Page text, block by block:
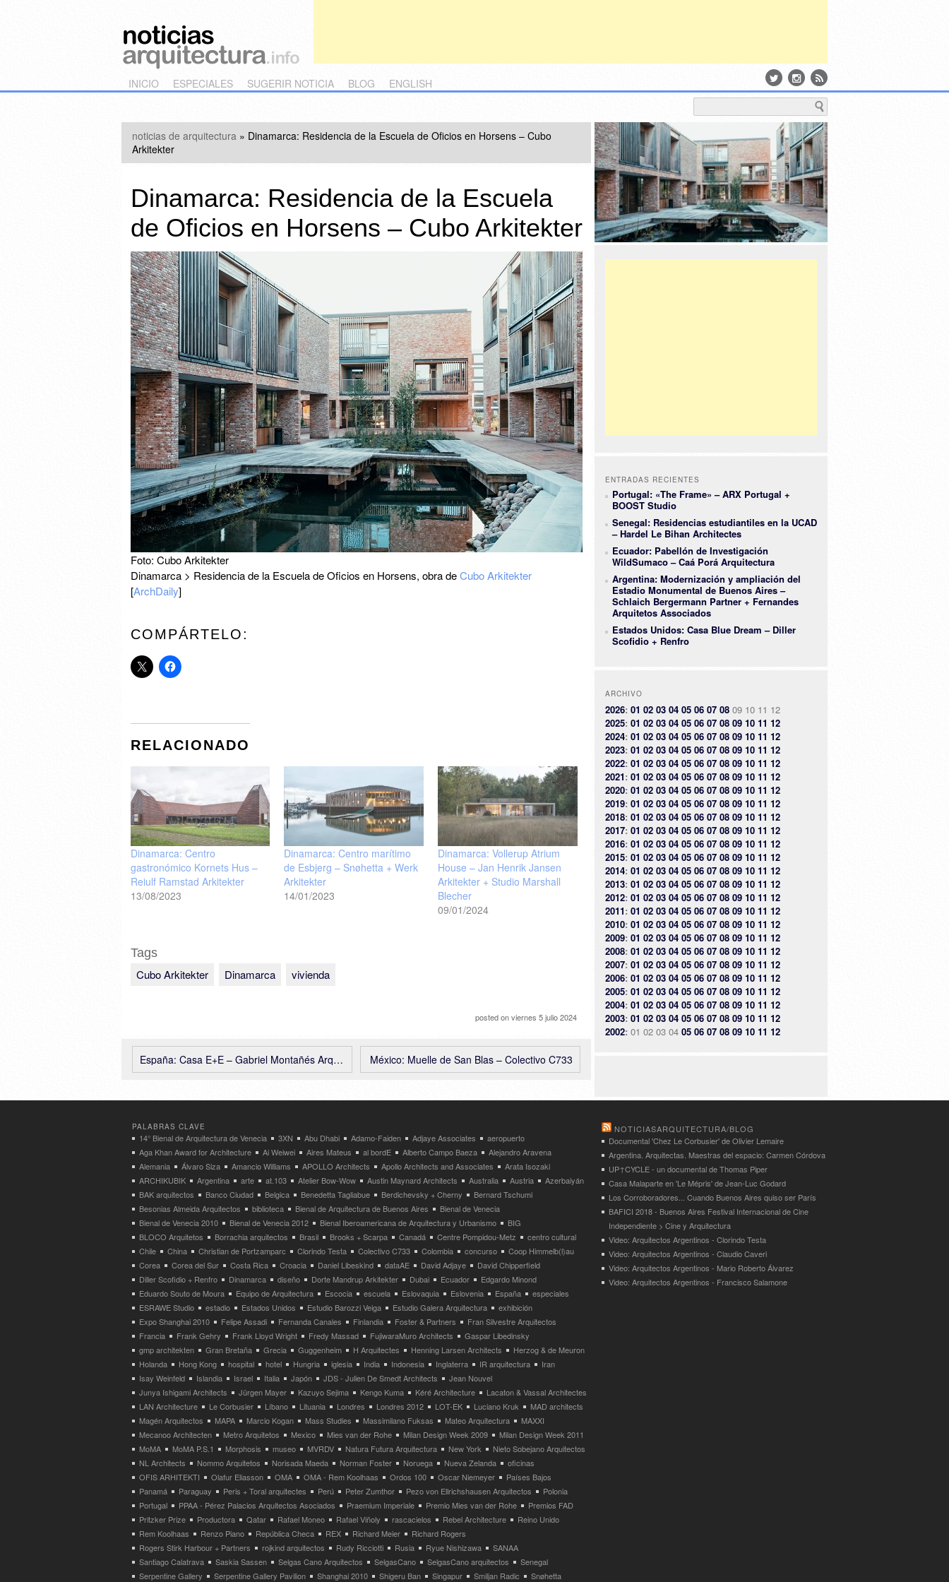
Main menu
Skip to primary content
Skip to secondary content
INICIO ESPECIALES SUGERIR NOTICIA BLOG ENGLISH
noticias de arquitectura » Dinamarca: Residencia de la Escuela de Oficios en Horsens – Cubo
Arkitekter
Dinamarca: Residencia de la Escuela
de Oficios en Horsens – Cubo Arkitekter
Foto: Cubo Arkitekter
Dinamarca > Residencia de la Escuela de Oficios en Horsens, obra deCubo Arkitekter
[ArchDaily]
COMPÁRTELO:
RELACIONADO
Dinamarca: Centro
gastronómico Kornets Hus –
Reiulf Ramstad Arkitekter
13/08/2023
Dinamarca: Centro marítimo
de Esbjerg – Snøhetta + Werk
Arkitekter
14/01/2023
Dinamarca: Vollerup Atrium
House – Jan Henrik Jansen
Arkitekter + Studio Marshall
Blecher
09/01/2024
Tags
Cubo Arkitekter Dinamarca vivienda
posted onviernes 5 julio 2024
México: Muelle de San Blas – Colectivo C733
España: Casa E+E – Gabriel Montañés Arquitecto
ENTRADAS RECIENTES
Portugal: «The Frame» – ARX Portugal +
BOOST Studio
Senegal: Residencias estudiantiles en la UCAD
– Hardel Le Bihan Architectes
Ecuador: Pabellón de Investigación
WildSumaco – Caá Porá Arquitectura
Argentina: Modernización y ampliación del
Estadio Monumental de Buenos Aires –
Schlaich Bergermann Partner + Fernandes
Arquitetos Associados
Estados Unidos: Casa Blue Dream – Diller
Scofidio + Renfro
ARCHIVO
2026: 01 02 03 04 05 06 07 08 09 10 11 12
2025: 01 02 03 04 05 06 07 08 09 10 11 12
2024: 01 02 03 04 05 06 07 08 09 10 11 12
2023: 01 02 03 04 05 06 07 08 09 10 11 12
2022: 01 02 03 04 05 06 07 08 09 10 11 12
2021: 01 02 03 04 05 06 07 08 09 10 11 12
2020: 01 02 03 04 05 06 07 08 09 10 11 12
2019: 01 02 03 04 05 06 07 08 09 10 11 12
2018: 01 02 03 04 05 06 07 08 09 10 11 12
2017: 01 02 03 04 05 06 07 08 09 10 11 12
2016: 01 02 03 04 05 06 07 08 09 10 11 12
2015: 01 02 03 04 05 06 07 08 09 10 11 12
2014: 01 02 03 04 05 06 07 08 09 10 11 12
2013: 01 02 03 04 05 06 07 08 09 10 11 12
2012: 01 02 03 04 05 06 07 08 09 10 11 12
2011: 01 02 03 04 05 06 07 08 09 10 11 12
2010: 01 02 03 04 05 06 07 08 09 10 11 12
2009: 01 02 03 04 05 06 07 08 09 10 11 12
2008: 01 02 03 04 05 06 07 08 09 10 11 12
2007: 01 02 03 04 05 06 07 08 09 10 11 12
2006: 01 02 03 04 05 06 07 08 09 10 11 12
2005: 01 02 03 04 05 06 07 08 09 10 11 12
2004: 01 02 03 04 05 06 07 08 09 10 11 12
2003: 01 02 03 04 05 06 07 08 09 10 11 12
2002: 01 02 03 04 05 06 07 08 09 10 11 12
PALABRAS CLAVE
14° Bienal de Arquitectura de Venecia 3XN Abu Dhabi Adamo-Faiden Adjaye Associates
aeropuerto
Aga Khan Award for Architecture
Ai Weiwei Aires Mateus al bordE Alberto Campo Baeza
Alejandro Aravena
Alemania
Álvaro Siza Amancio Williams APOLLO Architects Apollo Architects and Associates
Arata Isozaki
ARCHIKUBIK
Argentina arte at.103 Atelier Bow-Wow Austin Maynard Architects Australia Austria
Azerbaiyán
BAK arquitectos
Banco Ciudad Belgica Benedetta Tagliabue Berdichevsky + Cherny
Bernard Tschumi
Besonias Almeida Arquitectos
biblioteca Bienal de Arquitectura de Buenos Aires
Bienal de Venecia
Bienal de Venecia 2010
Bienal de Venecia 2012 Bienal Iberoamericana de Arquitectura y Urbanismo
BIG
BLOCO Arquitetos
Borrachia arquitectos Brasil Brooks + Scarpa Canadá Centre Pompidou-Metz
centro cultural
Chile
China Christian de Portzamparc Clorindo Testa Colectivo C733 Colombia concurso
Coop Himmelb(l)au
Corea
Corea del Sur Costa Rica Croacia Daniel Libeskind dataAE David Adjaye
David Chipperfield
Diller Scofidio + Renfro
Dinamarca diseño Dorte Mandrup Arkitekter Dubai Ecuador
Edgardo Minond
Eduardo Souto de Moura
Equipo de Arquitectura Escocia escuela Eslovaquia Eslovenia España
especiales
ESRAWE Studio
estadio Estados Unidos Estudio Barozzi Veiga Estudio Galera Arquitectura
exhibición
Expo Shanghai 2010
Felipe Assadi Fernanda Canales Finlandia Foster & Partners
Fran Silvestre Arquitectos
Francia
Frank Gehry Frank Lloyd Wright Fredy Massad FujiwaraMuro Architects
Gaspar Libedinsky
gmp architekten
Gran Bretaña Grecia Guggenheim H Arquitectes Henning Larsen Architects
Herzog & de Meuron
Holanda
Hong Kong hospital hotel Hungria iglesia India Indonesia Inglaterra IR arquitectura
Iran
Isay Weinfeld
Islandia Israel Italia Japón JDS - Julien De Smedt Architects
Jean Nouvel
Junya Ishigami Architects
Jürgen Mayer Kazuyo Sejima Kengo Kuma Kéré Architecture
Lacaton & Vassal Architectes
LAN Architecture
Le Corbusier Líbano Lituania Londres Londres 2012 LOT-EK Luciano Kruk
MAD architects
Magén Arquitectos
MAPA Marcio Kogan Mass Studies Massimilano Fuksas Mateo Arquitectura
MAXXI
Mecanoo Architecten
Metro Arquitetos Mexico Mies van der Rohe Milan Design Week 2009
Milan Design Week 2011
MoMA
MoMA P.S.1 Morphosis museo MVRDV Natura Futura Arquitectura New York
Nieto Sobejano Arquitectos
NL Architects
Nommo Arquitetos Norisada Maeda Norman Foster Noruega Nueva Zelanda
oficinas
OFIS ARHITEKTI
Olafur Eliasson OMA OMA - Rem Koolhaas Ordos 100 Oscar Niemeyer
Países Bajos
Panamá
Paraguay Peris + Toral arquitectes Perú Peter Zumthor Pezo von Ellrichshausen Arquitectos
Polonia
Portugal
PPAA - Pérez Palacios Arquitectos Asociados Praemium Imperiale Premio Mies van der Rohe
Premios FAD
Pritzker Prize
Productora Qatar Rafael Moneo Rafael Viñoly rascacielos Rebel Architecture
Reino Unido
Rem Koolhaas
Renzo Piano República Checa REX Richard Meier
Richard Rogers
Rogers Stirk Harbour + Partners
rojkind arquitectos Rudy Ricciotti Rusia Ryue Nishizawa
SANAA
Santiago Calatrava
Saskia Sassen Selgas Cano Arquitectos SelgasCano SelgasCano arquitectos
Senegal
Serpentine Gallery
Serpentine Gallery Pavilion Shanghai 2010 Shigeru Ban Singapur Smiljan Radic Snøhetta
NOTICIASARQUITECTURA/BLOG
Documental 'Chez Le Corbusier' de Olivier Lemaire
Argentina. Arquitectas. Maestras del espacio: Carmen Córdova
UP↑CYCLE - un documental de Thomas Piper
Casa Malaparte en 'Le Mépris' de Jean-Luc Godard
Los Corroboradores... Cuando Buenos Aires quiso ser París
BAFICI 2018 - Buenos Aires Festival Internacional de Cine
Independiente > Cine y Arquitectura
Video: Arquitectos Argentinos - Clorindo Testa
Video: Arquitectos Argentinos - Claudio Caveri
Video: Arquitectos Argentinos - Mario Roberto Álvarez
Video: Arquitectos Argentinos - Francisco Salamone